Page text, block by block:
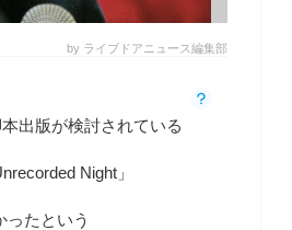
by ライブドアニュース編集部
出版が検討されている
Night」
たという